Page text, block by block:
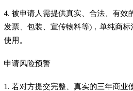
4. 被申请人需提供真实、合法、有效
发票、包装、宣传物料等)，单纯商
使用。
申请风险预警
1. 若对方提交完整、真实的三年商业